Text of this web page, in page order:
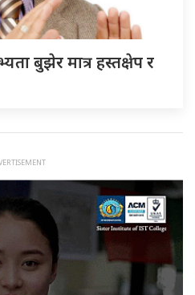
बुझेर मात्र हस्तक्षेप र